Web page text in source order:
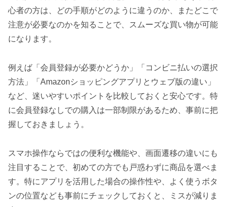
心者の方は、どの手順がどのように違うのか、またどこで
注意が必要なのかを知ることで、スムーズな買い物が可能
になります。
例えば「会員登録が必要かどうか」「コンビニ払いの選択
方法」「Amazonショッピングアプリとウェブ版の違い」
など、迷いやすいポイントを比較しておくと安心です。特
に会員登録なしでの購入は一部制限があるため、事前に把
握しておきましょう。
スマホ操作ならではの便利な機能や、画面遷移の違いにも
注目することで、初めての方でも戸惑わずに商品を選べま
す。特にアプリを活用した場合の操作性や、よく使うボタ
ンの位置なども事前にチェックしておくと、ミスが減りま